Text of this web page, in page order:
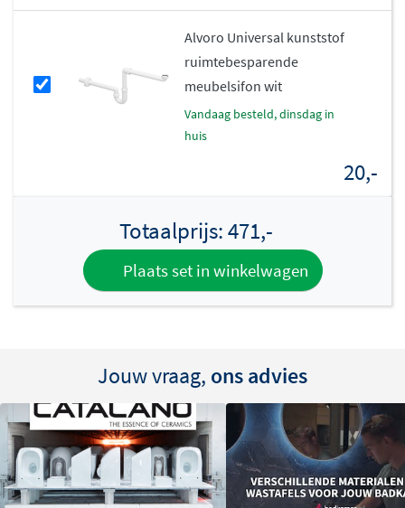
Alvoro Universal kunststof
ruimtebesparende
meubelsifon wit
vandaag besteld, dinsdag in
huis
20,-
Totaalprijs:471,-
Plaats set in winkelwagen
Jouw vraag, ons advies